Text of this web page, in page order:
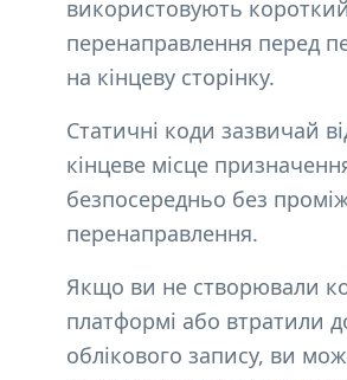
використовують
перенаправлення перед
на кінцеву сторінку.
Статичні коди зазвичай
кінцеве місце
безпосередньо без
перенаправлення.
Якщо ви не створювали
платформі або втратили
облікового запису, ви